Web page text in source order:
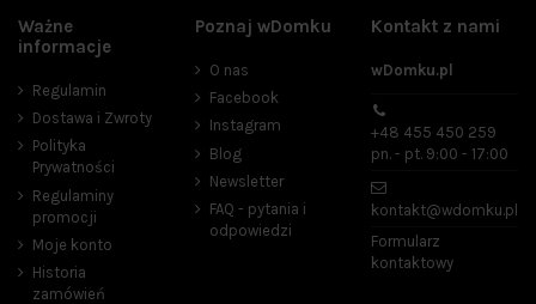
Ważne
informacje
Regulamin
Dostawa i Zwroty
Polityka
Prywatności
Regulaminy
promocji
Moje konto
Historia
zamówień
Poznaj wDomku
O nas
Facebook
Instagram
Blog
Newsletter
FAQ - pytania i
odpowiedzi
Kontakt z nami
wDomku.pl
+48 455 450 259
pn. - pt. 9:00 - 17:00
kontakt@wdomku.pl
Formularz
kontaktowy